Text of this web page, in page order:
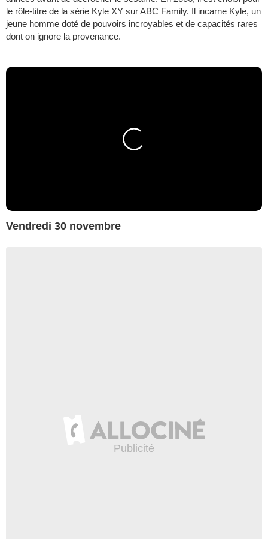
le rôle-titre de la série Kyle XY sur ABC Family. Il incarne Kyle, un
jeune homme doté de pouvoirs incroyables et de capacités rares
dont on ignore la provenance.
Vendredi 30 novembre